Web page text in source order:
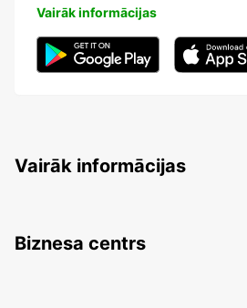
Vairāk informācijas
Vairāk informācijas
Biznesa centrs